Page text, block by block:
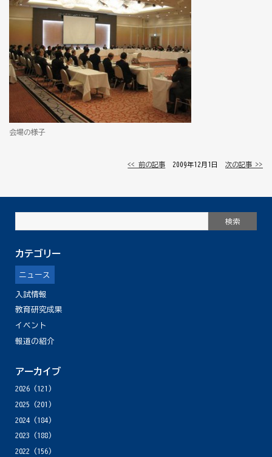
会場の様子
<< 前の記事 │ 2009年12月1日 │次の記事 >>
カテゴリー
ニュース
入試情報
教育研究成果
イベント
報道の紹介
アーカイブ
2026(121)
2025 (201)
2024(184)
2023 (188)
2022 (156)